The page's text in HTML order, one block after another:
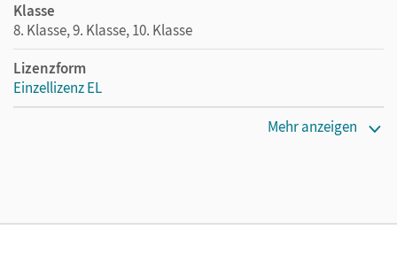
Klasse
8. Klasse, 9. Klasse, 10. Klasse
Lizenzform
Einzellizenz EL
Mehr anzeigen